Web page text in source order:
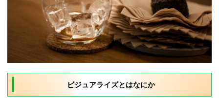
ビジュアライズとはなにか